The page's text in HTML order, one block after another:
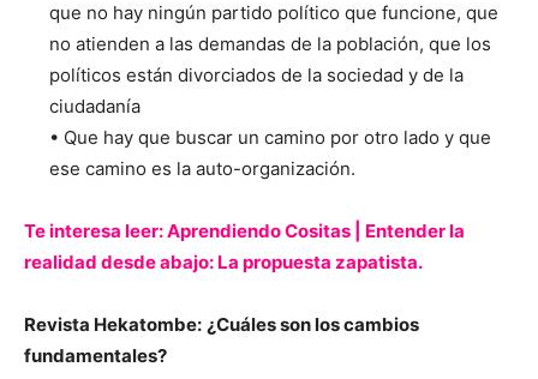
que no hay ningún partido político que funcione, que
no atienden a las demandas de la población, que los
políticos están divorciados de la sociedad y de la
ciudadanía
• Que hay que buscar un camino por otro lado y que
ese camino es la auto-organización.
Te interesa leer: Aprendiendo Cositas | Entender la
realidad desde abajo: La propuesta zapatista.
Revista Hekatombe: ¿Cuáles son los cambios
fundamentales?